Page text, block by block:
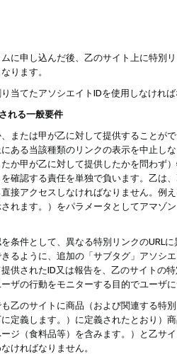
に申し込んだ後、乙のサイト上に特別
ります。
当てたアソシエイトIDを使用しなけれ
れる一般要件
または甲が乙に対して提供することが
ある当該種類のリンクの表示を中止し
か甲が乙に対して提供したかを問わず
確認する責任を単独で負います。乙は
接アクセスしなければなりません。例
れます。）をパラメータとしてアマゾ
条件として、異なる特別リンクのURL
るように、追加の「サブタグ」アソシ
供されたID又は報告を、乙のサイトの
ザの行動をモニターする目的でユーザ
乙のサイトに商品（および関連する特
に定義します。）に定義されたとおり
ジ（食料品等）を含みます。）と乙サ
ければなりません。